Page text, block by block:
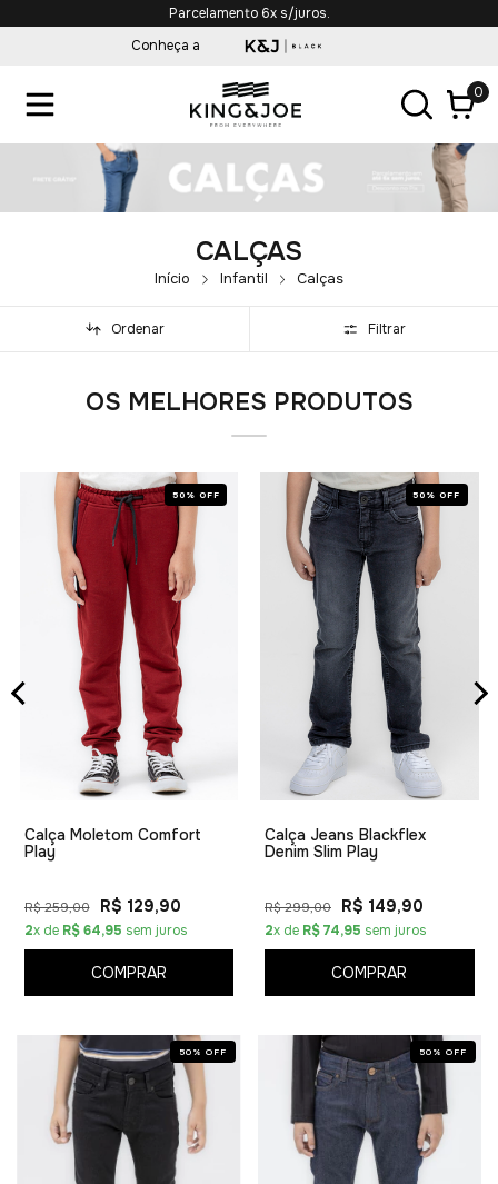
Parcelamento 6x s/juros.
Conheça a
0
CALÇAS
Início Infantil Calças
Ordenar Filtrar
OS MELHORES PRODUTOS
50% OFF
Calça Moletom Comfort
Play
R$ 259,00 R$ 129,90
2x de R$ 64,95 sem juros
COMPRAR
50% OFF
Calça Jeans Blackflex
Denim Slim Play
R$ 299,00 R$ 149,90
2x de R$ 74,95 sem juros
COMPRAR
50 % OFF 50 % OFF